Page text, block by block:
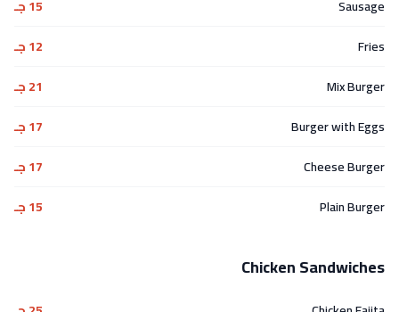
Sausage
15 جـ
Fries
12 جـ
Mix Burger
21 جـ
Burger with Eggs
17 جـ
Cheese Burger
17 جـ
Plain Burger
15 جـ
Chicken Sandwiches